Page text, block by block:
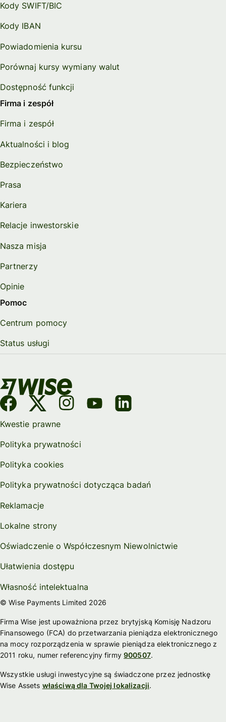
Kody SWIFT/BIC
Kody IBAN
Powiadomienia kursu
Porównaj kursy wymiany walut
Dostępność funkcji
Firma i zespół
Firma i zespół
Aktualności i blog
Bezpieczeństwo
Prasa
Kariera
Relacje inwestorskie
Nasza misja
Partnerzy
Opinie
Pomoc
Centrum pomocy
Status usługi
Kwestie prawne
Polityka prywatności
Polityka cookies
Polityka prywatności dotycząca badań
Reklamacje
Lokalne strony
Oświadczenie o Współczesnym Niewolnictwie
Ułatwienia dostępu
Własność intelektualna
© Wise Payments Limited 2026
Firma Wise jest upoważniona przez brytyjską Komisję Nadzoru
Finansowego (FCA) do przetwarzania pieniądza elektronicznego
na mocy rozporządzenia w sprawie pieniądza elektronicznego z
2011 roku, numer referencyjny firmy900507.
Wszystkie usługi inwestycyjne są świadczone przez jednostkę
Wise Assets właściwą dla Twojej lokalizacji.